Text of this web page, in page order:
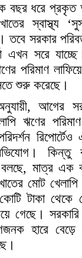
বছর ধরে প্রকৃত
স্বাস্থ্য
তবে সরকার
এখন সরে
পরিমাণ
শুরু করেছে।
আগের
ঋণের
কিন্তু
মাত্র এক
মোট
টাকা থেকে
গেছে।
হারে বেড়ে